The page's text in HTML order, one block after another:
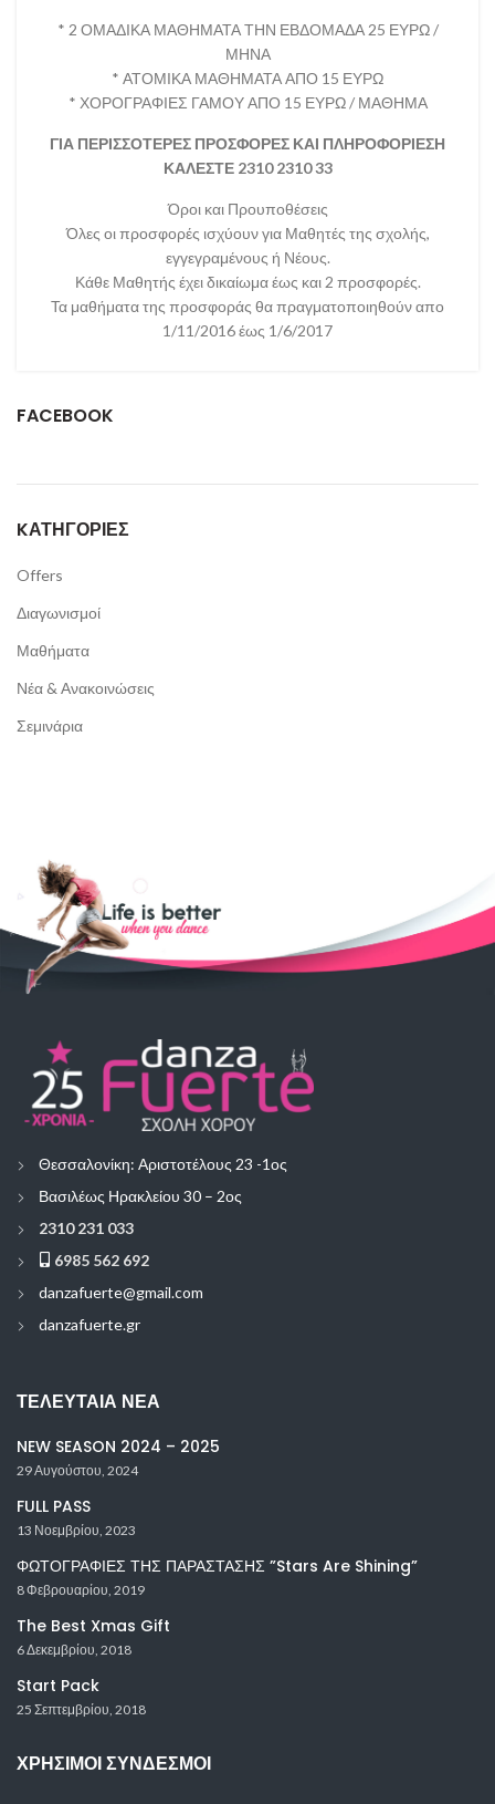
* 2 ΟΜΑΔΙΚΑ ΜΑΘΗΜΑΤΑ ΤΗΝ ΕΒΔΟΜΑΔΑ 25 ΕΥΡΩ /
ΜΗΝΑ
* ΑΤΟΜΙΚΑ ΜΑΘΗΜΑΤΑ ΑΠΟ 15 ΕΥΡΩ
* ΧΟΡΟΓΡΑΦΙΕΣ ΓΑΜΟΥ ΑΠΟ 15 ΕΥΡΩ / ΜΑΘΗΜΑ
ΓΙΑ ΠΕΡΙΣΣΟΤΕΡΕΣ ΠΡΟΣΦΟΡΕΣ ΚΑΙ ΠΛΗΡΟΦΟΡΙΕΣΗ
ΚΑΛΕΣΤΕ 2310 2310 33
Όροι και Προυποθέσεις
Όλες οι προσφορές ισχύουν για Μαθητές της σχολής,
εγγεγραμένους ή Νέους.
Κάθε Μαθητής έχει δικαίωμα έως και 2 προσφορές.
Τα μαθήματα της προσφοράς θα πραγματοποιηθούν απο
1/11/2016 έως 1/6/2017
FACEBOOK
KΑΤΗΓΟΡΊΕΣ
Offers
Διαγωνισμοί
Μαθήματα
Νέα & Ανακοινώσεις
Σεμινάρια
Θεσσαλονίκη: Αριστοτέλους 23 -1ος
Βασιλέως Ηρακλείου 30 – 2ος
2310 231 033
6985 562 692
danzafuerte@gmail.com
danzafuerte.gr
ΤΕΛΕΥΤΑΊΑ ΝΈΑ
NEW SEASON 2024 – 2025
29 Αυγούστου, 2024
FULL PASS
13 Νοεμβρίου, 2023
ΦΩΤΟΓΡΑΦΙΕΣ ΤΗΣ ΠΑΡΑΣΤΑΣΗΣ ”Stars Are Shining”
8 Φεβρουαρίου, 2019
The Best Xmas Gift
6 Δεκεμβρίου, 2018
Start Pack
25 Σεπτεμβρίου, 2018
ΧΡΉΣΙΜΟΙ ΣΎΝΔΕΣΜΟΙ